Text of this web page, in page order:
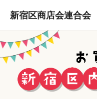
新宿区商店会連合